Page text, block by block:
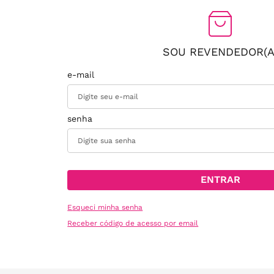
SOU
Esqueci minha senha
ENTRAR
Receber código de acesso por email